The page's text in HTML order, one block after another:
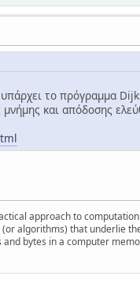
το πρόγραμμα
και απόδοσης
approach to
algorithms) that underlie
bytes in a computer